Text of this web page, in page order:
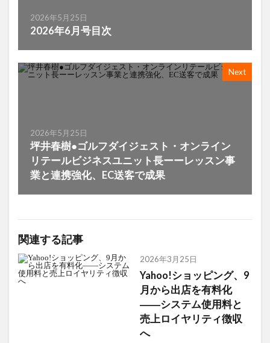
2026年5月25日
2026年6月号目次
Next
2026年5月25日
坪井春樹●ゴルフダイジェスト・オンライン
リテールビジネスユニット長ーーレッスン事
業と連携強化、EC送客で成果
関連する記事
2026年3月25日
Yahoo!ショッピング、9
月から出店を有料化
――システム使用料と
売上ロイヤリティ徴収
へ